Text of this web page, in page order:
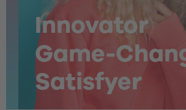
Innovator
Game-
Satisfyer